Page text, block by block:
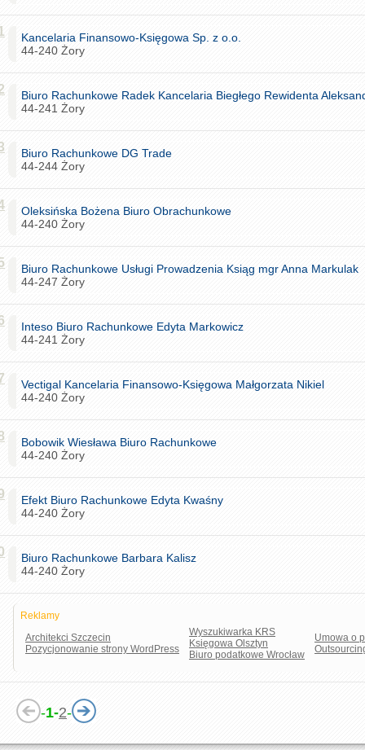
Kancelaria Finansowo-Księgowa Sp. z o.o.
44-240 Żory
Biuro Rachunkowe Radek Kancelaria Biegłego Rewidenta
44-241 Żory
Biuro Rachunkowe DG Trade
44-244 Żory
Oleksińska Bożena Biuro Obrachunkowe
44-240 Żory
Biuro Rachunkowe Usługi Prowadzenia Ksiąg mgr Anna Markulak
44-247 Żory
Inteso Biuro Rachunkowe Edyta Markowicz
44-241 Żory
Vectigal Kancelaria Finansowo-Księgowa Małgorzata Nikiel
44-240 Żory
Bobowik Wiesława Biuro Rachunkowe
44-240 Żory
Efekt Biuro Rachunkowe Edyta Kwaśny
44-240 Żory
Biuro Rachunkowe Barbara Kalisz
44-240 Żory
Reklamy
Architekci Szczecin
Pozycjonowanie strony WordPress
Wyszukiwarka KRS
Księgowa Olsztyn
Biuro podatkowe Wrocław
Umowa o
-1-2-